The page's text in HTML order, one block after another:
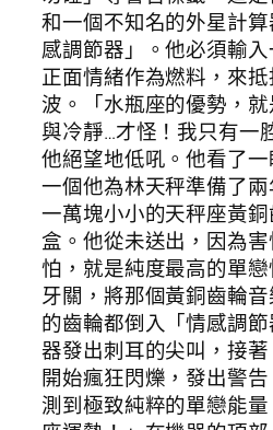
和一個不知名的外星計
感調節器」。他必須輸
正面情緒作為燃料，來
波。「水瓶座的優勢，
與冷靜…才怪！我只有一
他絕望地低吼。他看了
一個他為林天秤準備了
一萬塊小小的天秤座黃
盒。他從未送出，因為
怕，就是純度最高的單
牙關，將那個黃銅齒輪
的齒輪都倒入「情感調
器發出刺耳的尖叫，接
開始瘋狂閃爍，發出警
測到極致純粹的單戀能